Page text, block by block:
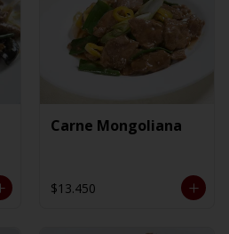
Carne Mongoliana
$13.450